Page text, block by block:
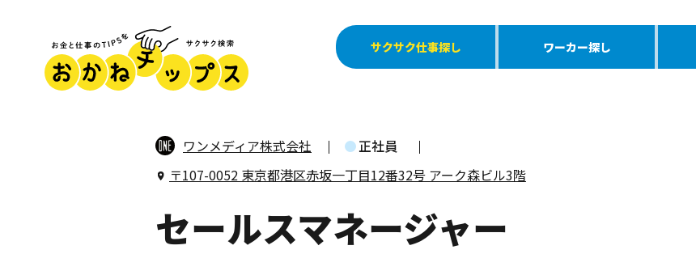
サクサク仕事探し ワーカー探し
ワンメディア株式会社
正社員
〒107-0052 東京都港区赤坂一丁目12番32号 アーク森ビル3階
セールスマネージャー